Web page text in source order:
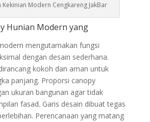
Modern Cengkareng JakBar
Hunian Modern yang
mengutamakan fungsi
dengan desain sederhana.
kokoh dan aman untuk
panjang. Proporsi canopy
ukuran bangunan agar tidak
fasad. Garis desain dibuat tegas
Perencanaan yang matang